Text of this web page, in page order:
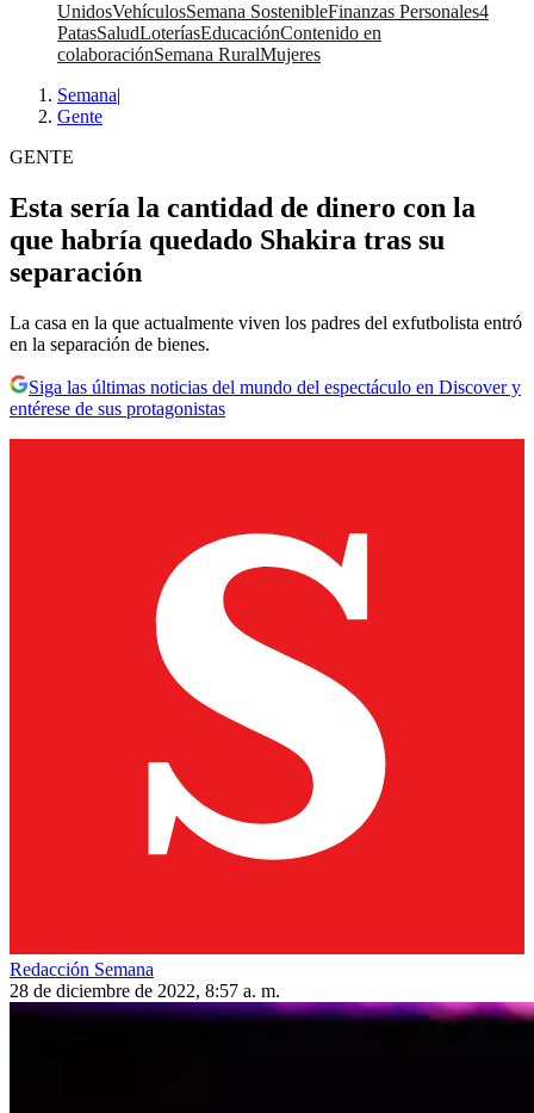
UnidosVehículosSemana SostenibleFinanzas Personales4
PatasSaludLoteríasEducaciónContenido en
colaboraciónSemana RuralMujeres
Semana|
Gente
GENTE
Esta sería la cantidad de dinero con la
que habría quedado Shakira tras su
separación
La casa en la que actualmente viven los padres del exfutbolista entró
en la separación de bienes.
Siga las últimas noticias del mundo del espectáculo en Discover y
entérese de sus protagonistas
Redacción Semana
28 de diciembre de 2022, 8:57 a. m.